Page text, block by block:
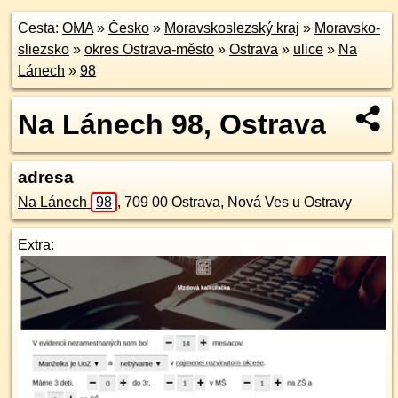
Cesta: OMA» Česko » Moravskoslezský kraj » Moravsko-
sliezsko » okres Ostrava-město » Ostrava » ulice » Na
Lánech » 98
Na Lánech 98, Ostrava
adresa
Na Lánech 98 , 709 00 Ostrava, Nová Ves u Ostravy
Extra: